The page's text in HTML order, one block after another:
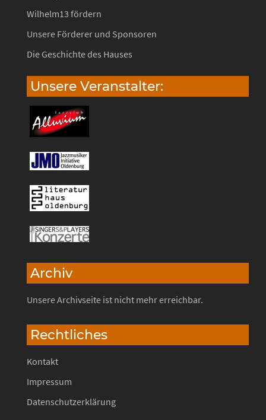
Wilhelm13 fördern
Unsere Förderer und Sponsoren
Die Geschichte des Hauses
Unsere Veranstalter:
Archiv
Unsere Archivseite ist nicht mehr erreichbar.
Rechtliches
Kontakt
Impressum
Datenschutzerklärung